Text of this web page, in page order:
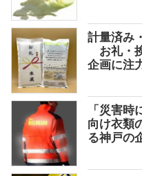
計量済み
お礼・
企画に注
「災害
向け衣類
る神戸の